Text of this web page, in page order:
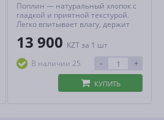
Поплин — натуральный хлопок с
гладкой и приятной текстурой.
Легко впитывает влагу, держит
создавая идеальный
гипоаллергенен и не теряет
форму даже при активной
эксплуатации.
13 900 KZTза 1 шт
В наличии 25
- +
КУПИТЬ